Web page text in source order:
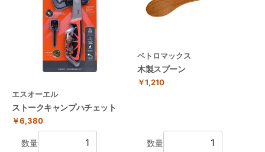
エスオーエル
ストークキャンプハチェット
￥6,380
数量
ペトロマックス
木製スプーン
￥1,210
数量